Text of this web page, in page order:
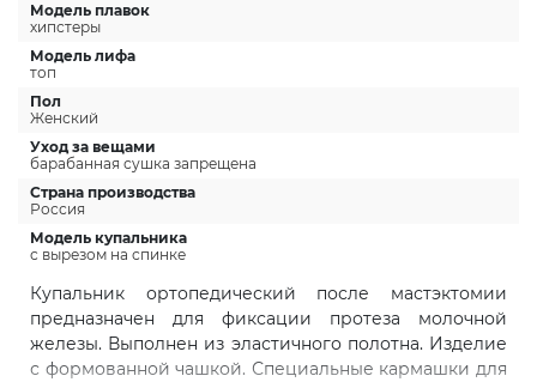
Модель плавок
хипстеры
Модель лифа
топ
Пол
Женский
Уход за вещами
барабанная сушка запрещена
Страна производства
Россия
Модель купальника
с вырезом на спинке
Купальник ортопедический после мастэктомии
предназначен для фиксации протеза молочной
железы. Выполнен из эластичного полотна. Изделие
с формованной чашкой. Специальные кармашки для